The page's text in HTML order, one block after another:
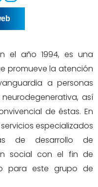
el año 1994, es una
promueve la atención
a personas
así
de éstas. En
especializados
de desarrollo de
social con el fin de
para este grupo de